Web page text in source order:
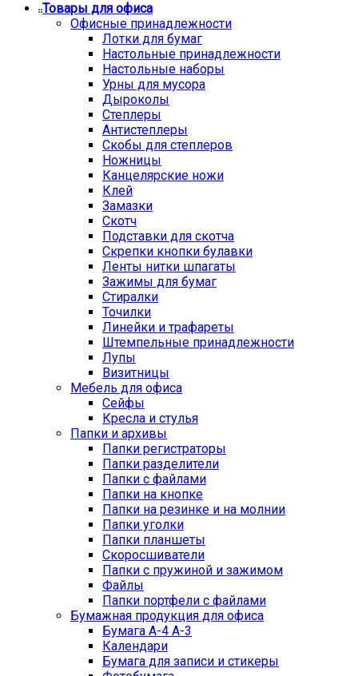
Товары для офиса
Офисные принадлежности
Лотки для бумаг
Настольные принадлежности
Настольные наборы
Урны для мусора
Дыроколы
Степлеры
Антистеплеры
Скобы для степлеров
Ножницы
Канцелярские ножи
Клей
Замазки
Скотч
Подставки для скотча
Скрепки кнопки булавки
Ленты нитки шпагаты
Зажимы для бумаг
Стиралки
Точилки
Линейки и трафареты
Штемпельные принадлежности
Лупы
Визитницы
Мебель для офиса
Сейфы
Кресла и стулья
Папки и архивы
Папки регистраторы
Папки разделители
Папки с файлами
Папки на кнопке
Папки на резинке и на молнии
Папки уголки
Папки планшеты
Скоросшиватели
Папки с пружиной и зажимом
Файлы
Папки портфели с файлами
Бумажная продукция для офиса
Бумага А-4 А-3
Календари
Бумага для записи и стикеры